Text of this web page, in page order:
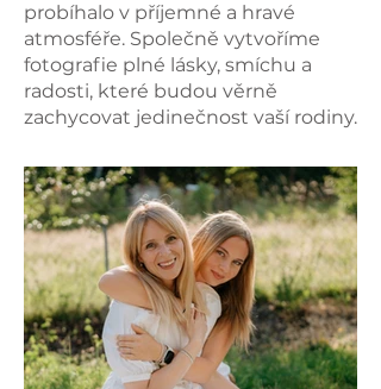
probíhalo v příjemné a hravé
atmosféře. Společně vytvoříme
fotografie plné lásky, smíchu a
radosti, které budou věrně
zachycovat jedinečnost vaší rodiny.